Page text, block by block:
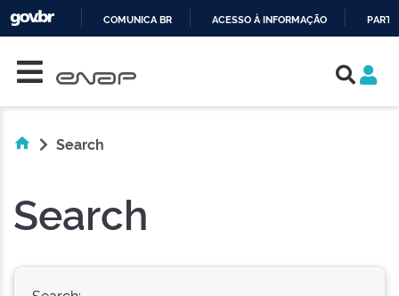
COMUNICA BR ACESSO À INFORMAÇÃO
Search
Search